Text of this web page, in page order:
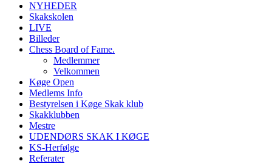
NYHEDER
Skakskolen
LIVE
Billeder
Chess Board of Fame.
Medlemmer
Velkommen
Køge Open
Medlems Info
Bestyrelsen i Køge Skak klub
Skakklubben
Mestre
UDENDØRS SKAK I KØGE
KS-Herfølge
Referater